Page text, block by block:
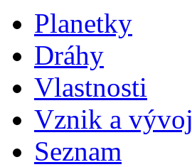
Planetky
Dráhy
Vlastnosti
Vznik a vývoj
Seznam